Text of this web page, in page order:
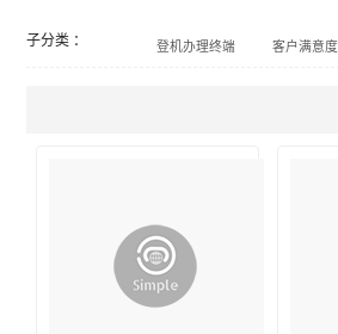
子分类 ： 登机办理终端
客户满意